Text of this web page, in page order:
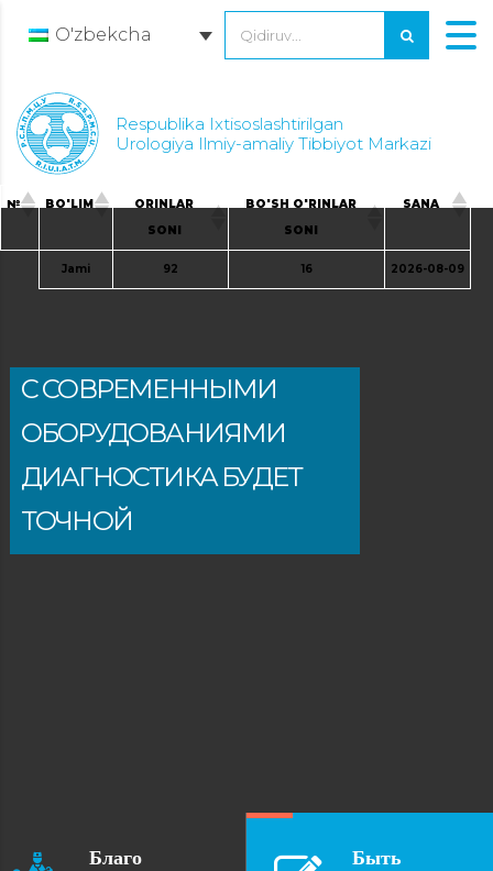
O'zbekcha
Respublika Ixtisoslashtirilgan
Urologiya Ilmiy-amaliy Tibbiyot Markazi
№ BO'LIM
ORINLAR
SONI
BO'SH O'RINLAR
SONI
SANA
Jami 92 16 2026-08-09
С СОВРЕМЕННЫМИ
ОБОРУДОВАНИЯМИ
ДИАГНОСТИКА БУДЕТ
ТОЧНОЙ
Благо
Быть